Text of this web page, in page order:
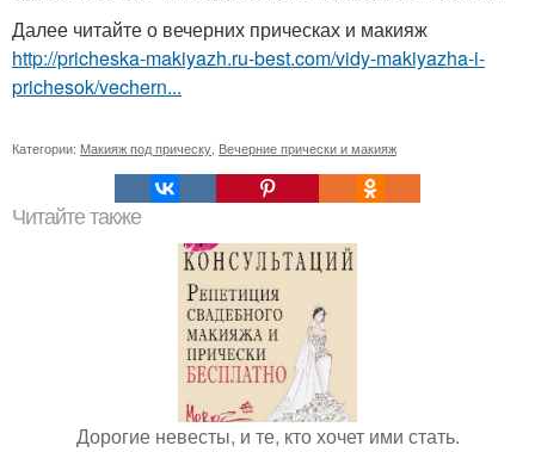
Далее читайте о вечерних прическах и макияж
http://pricheska-makiyazh.ru-best.com/vidy-makiyazha-i-
prichesok/vechern...
Категории: Макияж под прическу, Вечерние прически и макияж
Читайте также
Дорогие невесты, и те, кто хочет ими стать.